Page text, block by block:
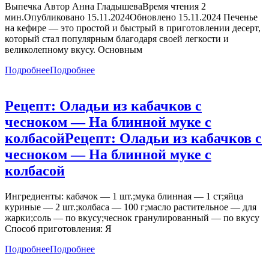
Выпечка Автор Анна ГладышеваВремя чтения 2
мин.Опубликовано 15.11.2024Обновлено 15.11.2024 Печенье
на кефире — это простой и быстрый в приготовлении десерт,
который стал популярным благодаря своей легкости и
великолепному вкусу. Основным
ПодробнееПодробнее
Рецепт: Оладьи из кабачков с
чесноком — На блинной муке с
колбасойРецепт: Оладьи из кабачков с
чесноком — На блинной муке с
колбасой
Ингредиенты: кабачок — 1 шт.;мука блинная — 1 ст;яйца
куриные — 2 шт.;колбаса — 100 г;масло растительное — для
жарки;соль — по вкусу;чеснок гранулированный — по вкусу
Способ приготовления: Я
ПодробнееПодробнее